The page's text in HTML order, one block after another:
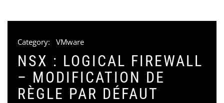
Category: VMware
NSX : LOGICAL FIREWALL
– MODIFICATION DE
RÈGLE PAR DÉFAUT